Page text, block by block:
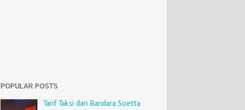
POPULAR POSTS
Tarif Taksi dari Bandara Soetta